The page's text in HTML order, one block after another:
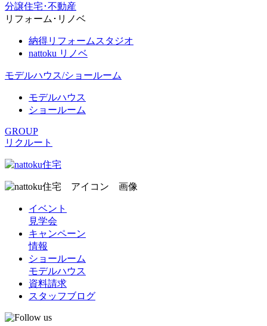
分譲住宅･不動産
リフォーム･リノベ
納得リフォームスタジオ
nattoku リノベ
モデルハウス/ショールーム
モデルハウス
ショールーム
GROUP
リクルート
イベント
見学会
キャンペーン
情報
ショールーム
モデルハウス
資料請求
スタッフブログ